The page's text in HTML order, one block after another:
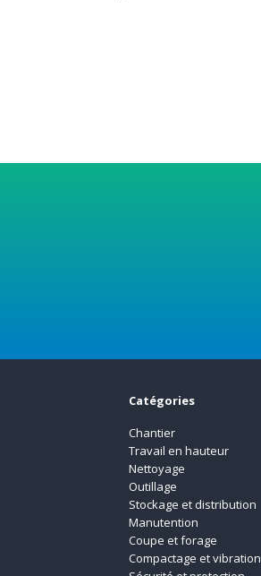
Catégories
Chantier
Travail en hauteur
Nettoyage
Outillage
Stockage et distribution
Manutention
Coupe et forage
Compactage et vibration